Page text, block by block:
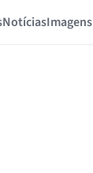
NotíciasImagens